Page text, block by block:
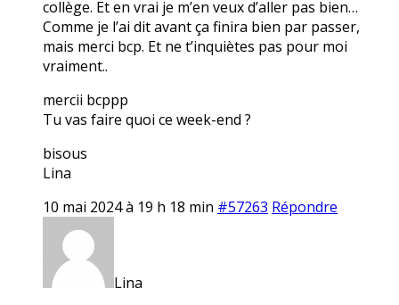
collège. Et en vrai je m’en veux d’aller pas bien…
Comme je l’ai dit avant ça finira bien par passer,
mais merci bcp. Et ne t’inquiètes pas pour moi
vraiment..
mercii bcppp
Tu vas faire quoi ce week-end ?
bisous
Lina
10 mai 2024 à 19 h 18 min #57263 Répondre
Lina